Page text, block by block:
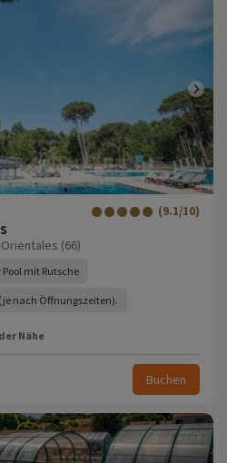
(9.1/10)
(66)
Pool mit Rutsche
nach Öffnungszeiten).
Nähe
Buchen